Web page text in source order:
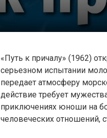
«Путь к причалу» (1962)
серьезном испытании
передает атмосферу
действие требует
приключениях юноши на
человеческих отношений,